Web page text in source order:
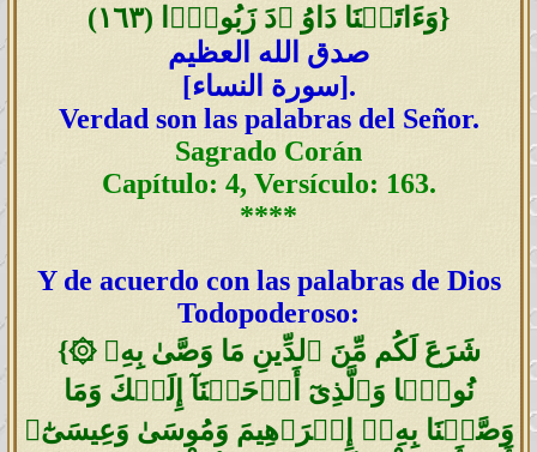
وَءَاتَيۡنَا دَاوُ ۥدَ زَبُورً۬ا (١٦٣)
}
صدق الله العظيم
[سورة النساء].
Verdad son las palabras del Señor.
Sagrado Corán
Capítulo: 4, Versículo: 163.
****
Y de acuerdo con las palabras de Dios
Todopoderoso:
{۞ شَرَعَ لَكُم مِّنَ ٱلدِّينِ مَا وَصَّىٰ بِهِۦ
نُوحً۬ا وَٱلَّذِىٓ أَوۡحَيۡنَآ إِلَيۡكَ وَمَا
وَصَّيۡنَا بِهِۦۤ إِبۡرَٲهِيمَ وَمُوسَىٰ وَعِيسَىٰٓ‌ۖ